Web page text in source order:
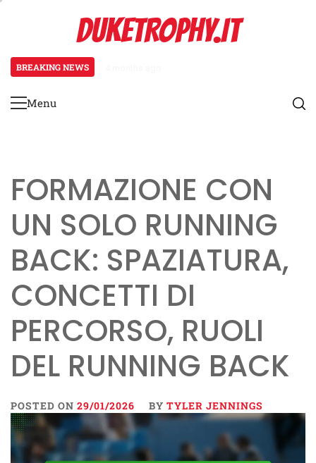
DUKETROPHY.IT
BREAKING NEWS
Primary
Menu
FORMAZIONE CON
UN SOLO RUNNING
BACK: SPAZIATURA,
CONCETTI DI
PERCORSO, RUOLI
DEL RUNNING BACK
POSTED ON 29/01/2026 BY TYLER JENNINGS